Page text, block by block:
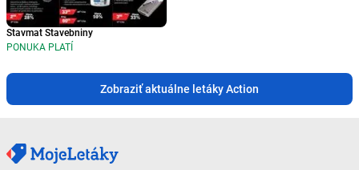
Stavmat Stavebniny
PONUKA PLATÍ
Zobraziť aktuálne letáky Action